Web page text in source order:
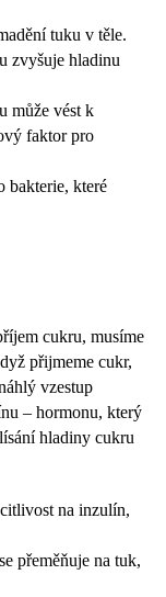
tuku v těle.
zvyšuje hladinu
může vést k
faktor pro
bakterie, které
cukru, musíme
přijmeme cukr,
vzestup
– hormonu, který
hladiny cukru
na inzulín,
přeměňuje na tuk,